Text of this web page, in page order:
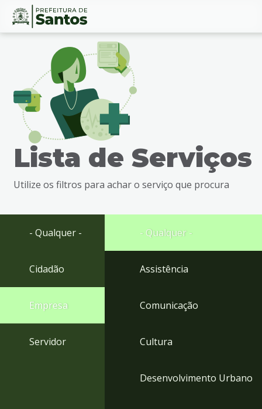
Ir
busca
Ir
Conteúdo
Lista de Serviços
Utilize os filtros para achar o serviço que procura
- Qualquer -
Cidadão
Empresa
Servidor
- Qualquer -
Assistência
Comunicação
Cultura
Desenvolvimento Urbano